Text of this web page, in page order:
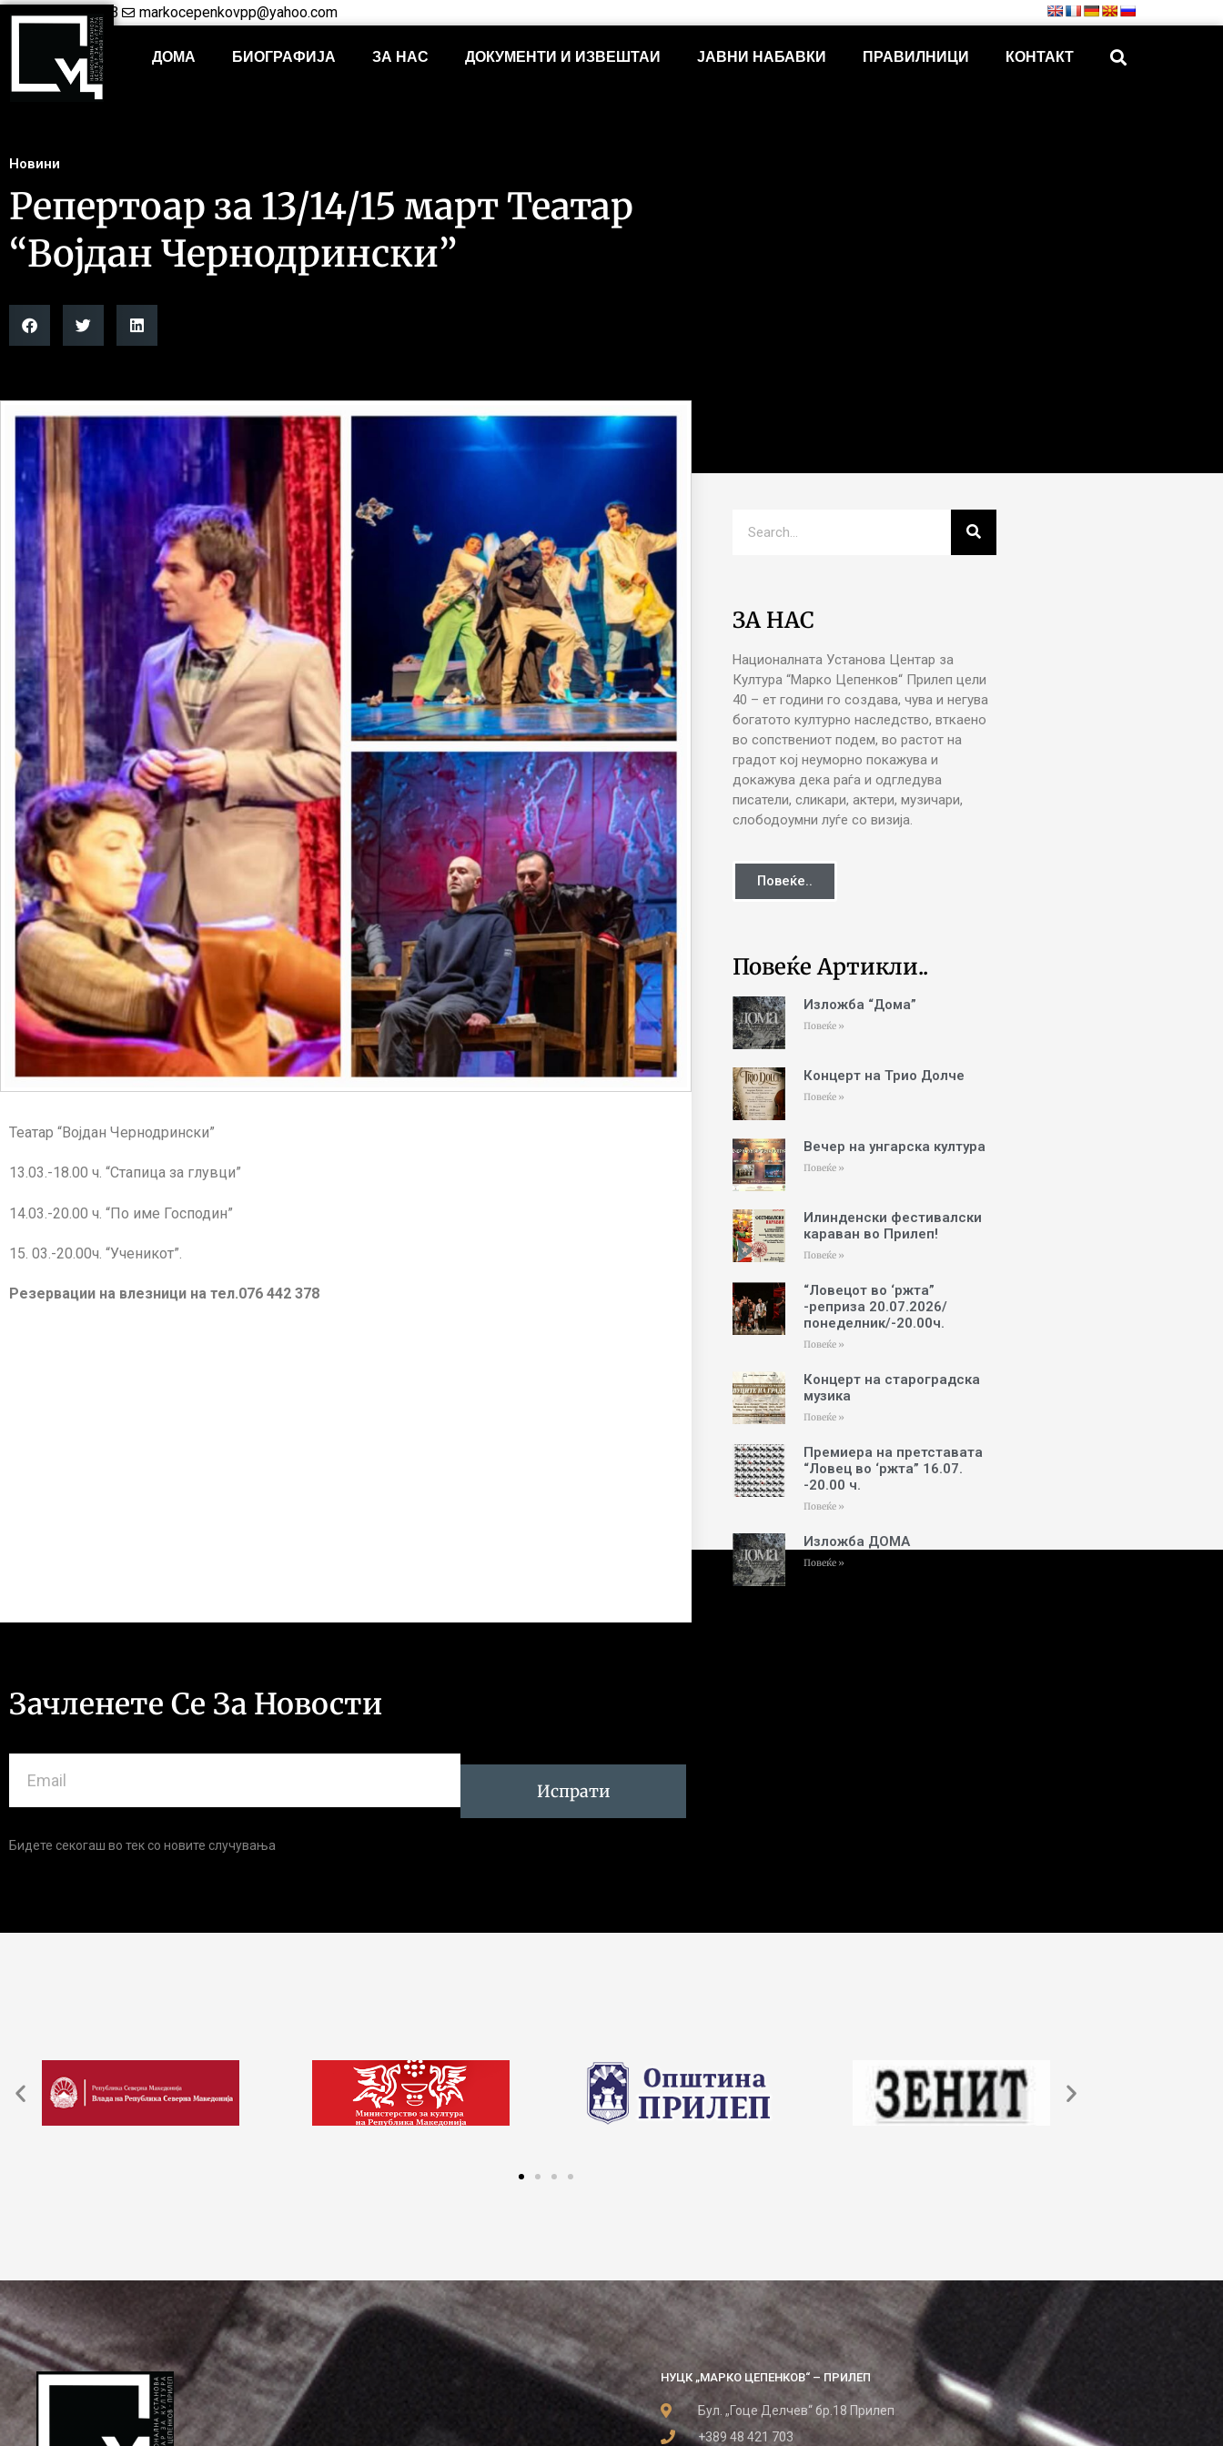
+38948421703 markocepenkovpp@yahoo.com
ДОМА БИОГРАФИЈА ЗА НАС ДОКУМЕНТИ И ИЗВЕШТАИ ЈАВНИ НАБАВКИ ПРАВИЛНИЦИ КОНТАКТ
Новини
Репертоар за 13/14/15 март Театар
“Војдан Чернодрински”
Театар “Војдан Чернодрински”
13.03.-18.00 ч. “Стапица за глувци”
14.03.-20.00 ч. “По име Господин”
15. 03.-20.00ч. “Ученикот”.
Резервации на влезници на тел.076 442 378
ЗА НАС
Националната Установа Центар за
Култура “Марко Цепенков“ Прилеп цели
40 – ет години го создава, чува и негува
богатото културно наследство, вткаено
во сопствениот подем, во растот на
градот кој неуморно покажува и
докажува дека раѓа и одгледува
писатели, сликари, актери, музичари,
слободоумни луѓе со визија.
Повеќе..
Повеќе Артикли..
Изложба “Дома”
Повеќе »
Концерт на Трио Долче
Повеќе »
Вечер на унгарска култура
Повеќе »
Илинденски фестивалски
караван во Прилеп!
Повеќе »
“Ловецот во ‘ржта”
-реприза 20.07.2026/
понеделник/-20.00ч.
Повеќе »
Концерт на староградска
музика
Повеќе »
Премиера на претставата
“Ловец во ‘ржта” 16.07.
-20.00 ч.
Повеќе »
Изложба ДОМА
Повеќе »
Зачленете Се За Новости
Испрати
Бидете секогаш во тек со новите случувања
НУЦК „МАРКО ЦЕПЕНКОВ“ – ПРИЛЕП
Бул. „Гоце Делчев“ бр.18 Прилеп
+389 48 421 703